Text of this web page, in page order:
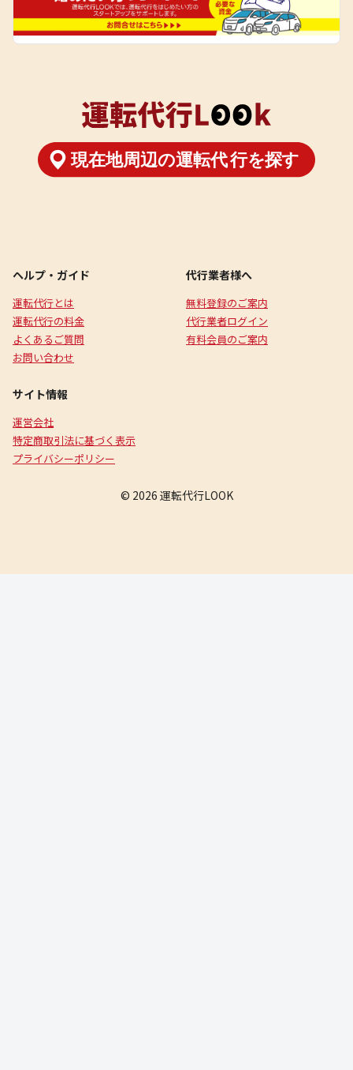
ヘルプ・ガイド
運転代行とは
運転代行の料金
よくあるご質問
お問い合わせ
代行業者様へ
無料登録のご案内
代行業者ログイン
有料会員のご案内
サイト情報
運営会社
特定商取引法に基づく表示
プライバシーポリシー
© 2026 運転代行LOOK